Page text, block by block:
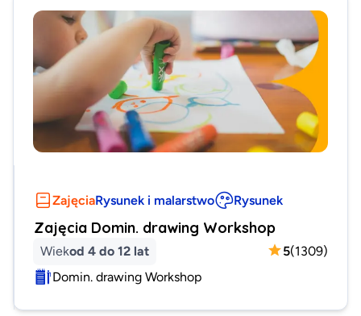
ZajęciaRysunek i malarstwo Rysunek
Zajęcia Domin. drawing Workshop
Wiekod 4 do 12 lat 5(1309)
Domin. drawing Workshop